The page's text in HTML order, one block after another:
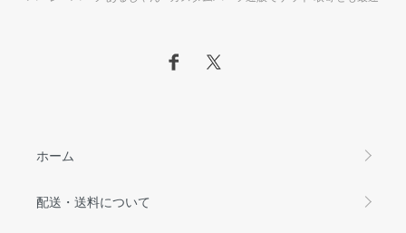
ホーム
配送・送料について